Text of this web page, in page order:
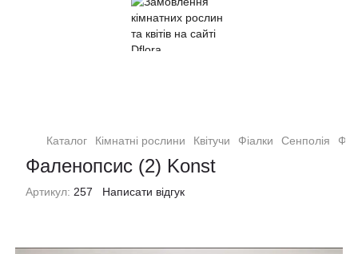
Кімнатні рослини та квіти
Каталог Кімнатні рослини Квітучи Фіалки Сенполія
Фаленопсис (2) Konst
Артикул: 257 Написати відгук